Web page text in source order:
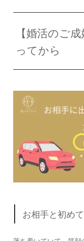
【婚活のご
ってから
お相手と初め